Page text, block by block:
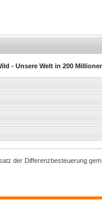
- Unsere Welt in 200
der Differenzbesteuerung